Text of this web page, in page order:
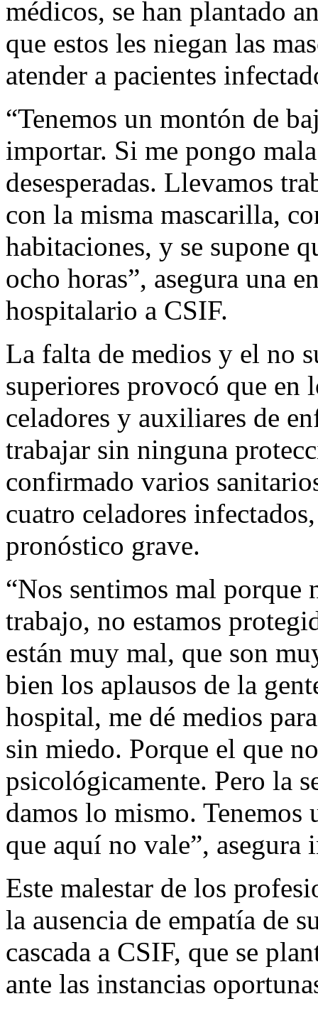
médicos, se han plantado
que estos les niegan las
atender a pacientes
“Tenemos un montón de
importar. Si me pongo
desesperadas. Llevamos
con la misma mascarilla,
habitaciones, y se supone
ocho horas”, asegura una
hospitalario a CSIF.
La falta de medios y el no
superiores provocó que en
celadores y auxiliares de
trabajar sin ninguna
confirmado varios
cuatro celadores
pronóstico grave.
“Nos sentimos mal porque
trabajo, no estamos
están muy mal, que son
bien los aplausos de la
hospital, me dé medios
sin miedo. Porque el que
psicológicamente. Pero la
damos lo mismo.
que aquí no vale”, asegura
Este malestar de los
la ausencia de empatía de
cascada a CSIF, que se
ante las instancias